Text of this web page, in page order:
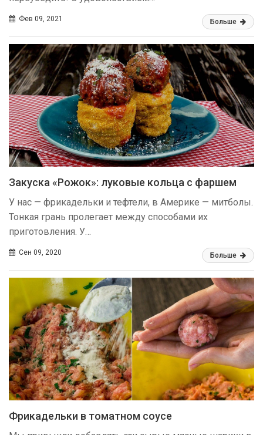
Фев 09, 2021 Больше
Закуска «Рожок»: луковые кольца с фаршем
У нас — фрикадельки и тефтели, в Америке — митболы.
Тонкая грань пролегает между способами их
приготовления. У…
Сен 09, 2020 Больше
Фрикадельки в томатном соусе